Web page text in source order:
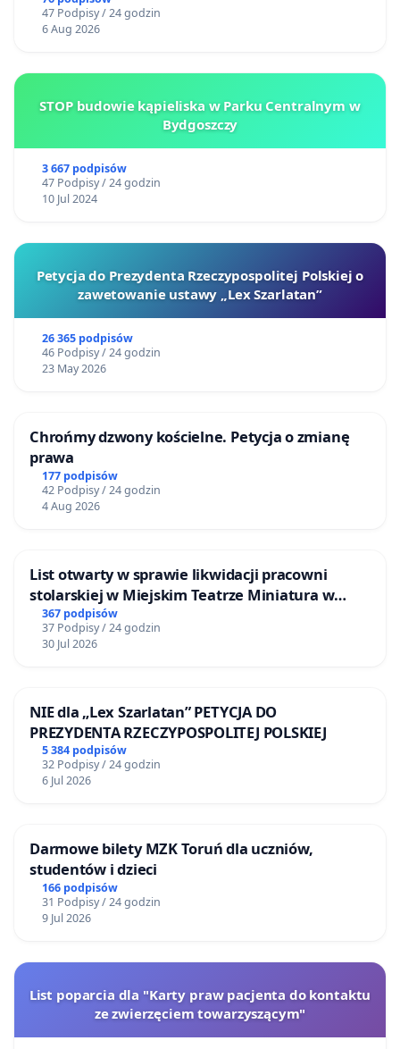
47 Podpisy / 24 godzin
6 Aug 2026
STOP budowie kąpieliska w Parku Centralnym w
Bydgoszczy
3 667 podpisów
47 Podpisy / 24 godzin
10 Jul 2024
Petycja do Prezydenta Rzeczypospolitej Polskiej o
zawetowanie ustawy „Lex Szarlatan”
26 365 podpisów
46 Podpisy / 24 godzin
23 May 2026
Chrońmy dzwony kościelne. Petycja o zmianę
prawa
177 podpisów
42 Podpisy / 24 godzin
4 Aug 2026
List otwarty w sprawie likwidacji pracowni
stolarskiej w Miejskim Teatrze Miniatura w
Gdańsku
367 podpisów
37 Podpisy / 24 godzin
30 Jul 2026
NIE dla „Lex Szarlatan” PETYCJA DO
PREZYDENTA RZECZYPOSPOLITEJ POLSKIEJ
5 384 podpisów
32 Podpisy / 24 godzin
6 Jul 2026
Darmowe bilety MZK Toruń dla uczniów,
studentów i dzieci
166 podpisów
31 Podpisy / 24 godzin
9 Jul 2026
List poparcia dla "Karty praw pacjenta do kontaktu
ze zwierzęciem towarzyszącym"